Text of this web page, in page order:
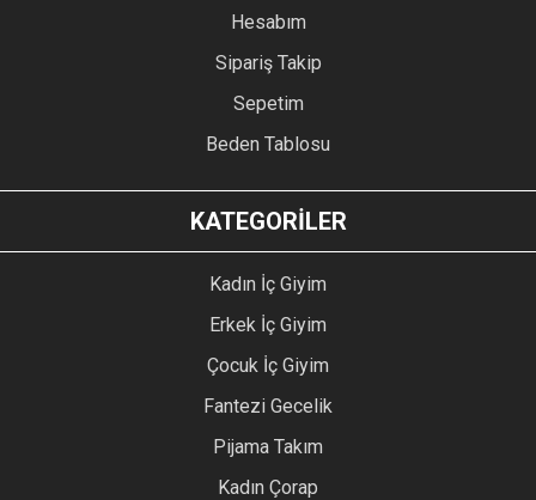
Hesabım
Sipariş Takip
Sepetim
Beden Tablosu
KATEGORİLER
Kadın İç Giyim
Erkek İç Giyim
Çocuk İç Giyim
Fantezi Gecelik
Pijama Takım
Kadın Çorap